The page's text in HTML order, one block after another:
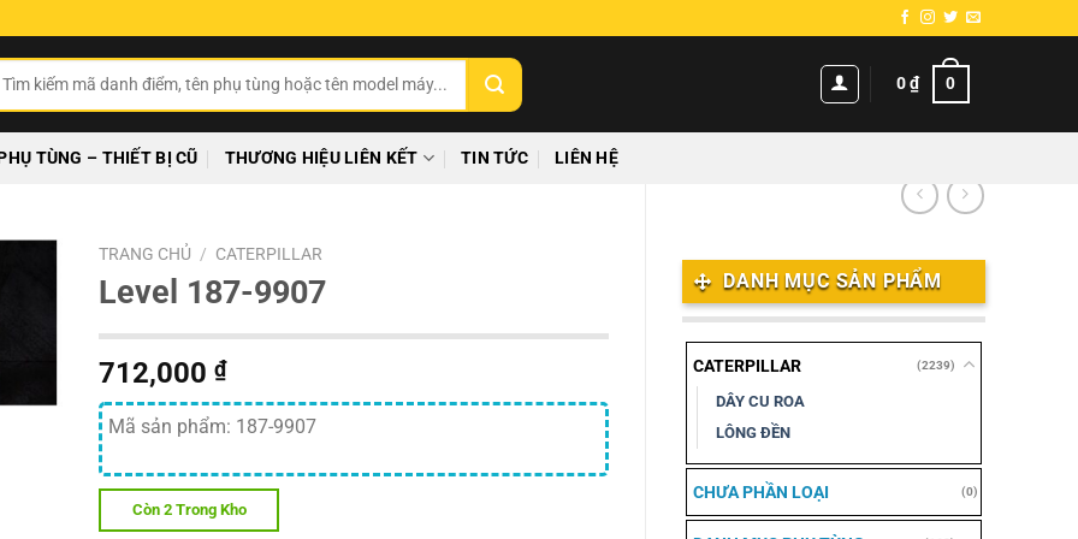
0₫ 0
TÙNG – THIẾT BỊ CŨ THƯƠNG HIỆU LIÊN KẾT TIN TỨC LIÊN HỆ
DANH MỤC SẢN PHẨM
CATERPILLAR (2239)
DÂY CU ROA
LÔNG ĐỀN
CHƯA PHẦN LOẠI (0)
TRANG CHỦ / CATERPILLAR
Level 187-9907
712,000₫
Mã sản phẩm: 187-9907
Còn 2 Trong Kho